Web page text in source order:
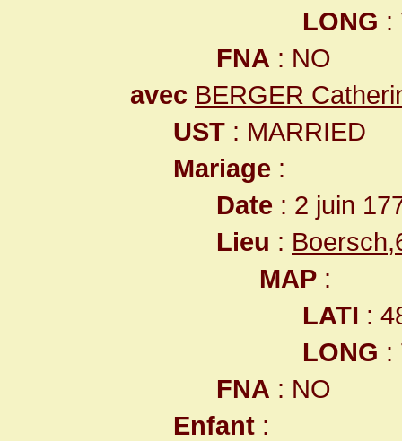
LONG :
FNA : NO
avec BERGER
UST : MARRIED
Mariage :
Date : 2 juin
Lieu :
MAP :
LATI :
LONG :
FNA : NO
Enfant :